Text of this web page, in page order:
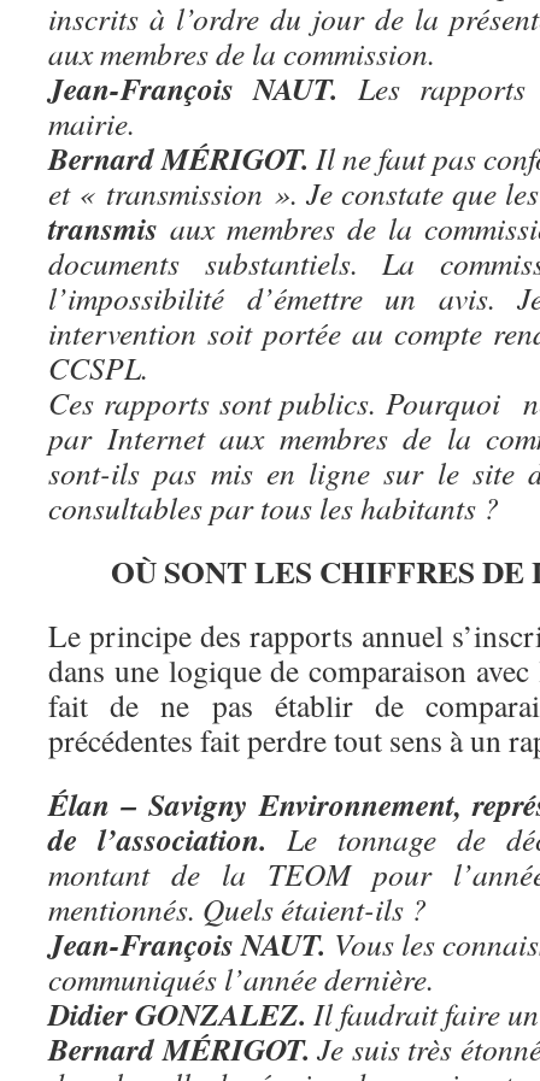
inscrits à l’ordre du jour de la
aux membres de la commission.
Jean-François NAUT. Les
mairie.
Bernard MÉRIGOT. Il ne faut pas
et « transmission ». Je constate que
transmis aux membres de la
documents substantiels. La
l’impossibilité d’émettre un avis.
intervention soit portée au compte
CCSPL.
Ces rapports sont publics. Pourquoi
par Internet aux membres de la
sont-ils pas mis en ligne sur le site
consultables par tous les habitants ?
OÙ SONT LES CHIFFRES DE
Le principe des rapports annuel
dans une logique de comparaison avec
fait de ne pas établir de
précédentes fait perdre tout sens à un
Élan – Savigny Environnement,
de l’association. Le tonnage de
montant de la TEOM pour
mentionnés. Quels étaient-ils ?
Jean-François NAUT. Vous les
communiqués l’année dernière.
Didier GONZALEZ. Il faudrait faire
Bernard MÉRIGOT.Je suis très